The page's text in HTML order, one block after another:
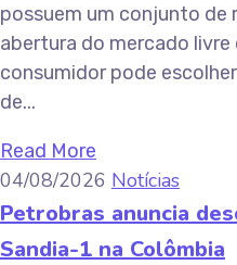
possuem um conjunto de
abertura do mercado livre
consumidor pode
de...
Read More
04/08/2026 Notícias
Petrobras anuncia
Sandia-1 na Colômbia